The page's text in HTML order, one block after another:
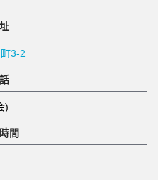
3-2
)
間